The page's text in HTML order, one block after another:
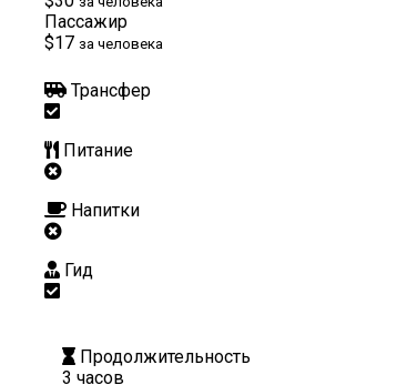
Пассажир
$17 за человека
Трансфер
Питание
Напитки
Гид
Продолжительность
3 часов